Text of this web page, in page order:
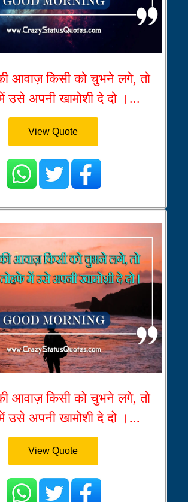
आवाज़ किसी को चुभने लगे, तो
उसे अपनी खामोशी दे दो ।...
View Quote
आवाज़ किसी को चुभने लगे, तो
उसे अपनी खामोशी दे दो ।...
View Quote